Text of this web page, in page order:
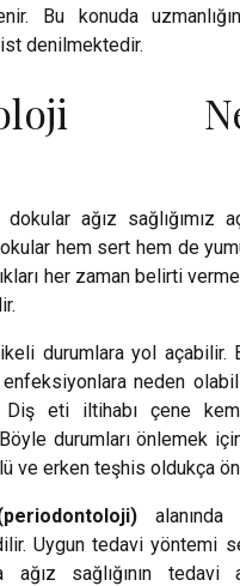
Bu konuda
denilmektedir.
ağız sağlığımız
hem sert hem de
her zaman belirti
durumlara yol açabilir.
enfeksiyonlara neden
Diş eti iltihabı çene
durumları önlemek
ve erken teşhis oldukça
Uygun tedavi yöntemi
ağız sağlığının tedavi